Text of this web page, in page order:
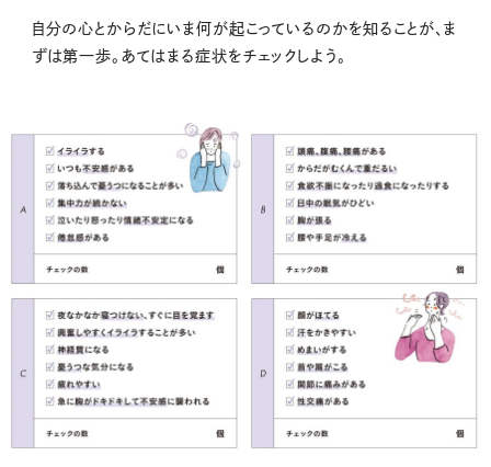
自分の心とからだにいま何が起こっているのかを知ることが、ま
ずは第一歩。あてはまる症状をチェックしよう。